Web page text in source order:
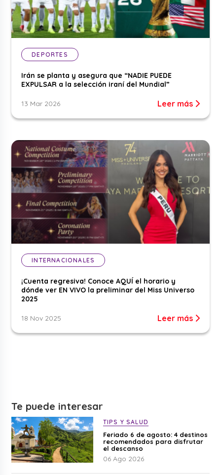
DEPORTES
Irán se planta y asegura que “NADIE PUEDE
EXPULSAR a la selección iraní del Mundial”
13 Mar 2026 Leer más
INTERNACIONALES
¡Cuenta regresiva! Conoce AQUÍ el horario y
dónde ver EN VIVO la preliminar del Miss Universo
2025
18 Nov 2025 Leer más
Te puede interesar
TIPS Y SALUD
Feriado 6 de agosto: 4 destinos
recomendados para disfrutar
el descanso
06 Ago 2026